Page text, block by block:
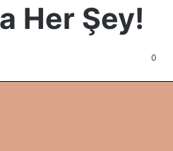
Her Şey!
0